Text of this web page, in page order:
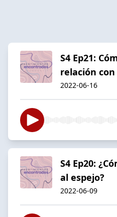
S4 Ep21:
relación
2022-06-16
S4 Ep20:
al espejo?
2022-06-09